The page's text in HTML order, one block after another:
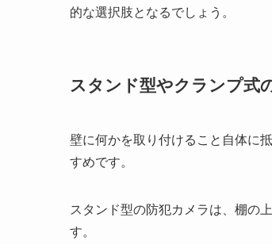
的な選択肢となるでしょう。
スタンド型やクランプ式
壁に何かを取り付けること自体に
すめです。
スタンド型の防犯カメラは、棚の
す。